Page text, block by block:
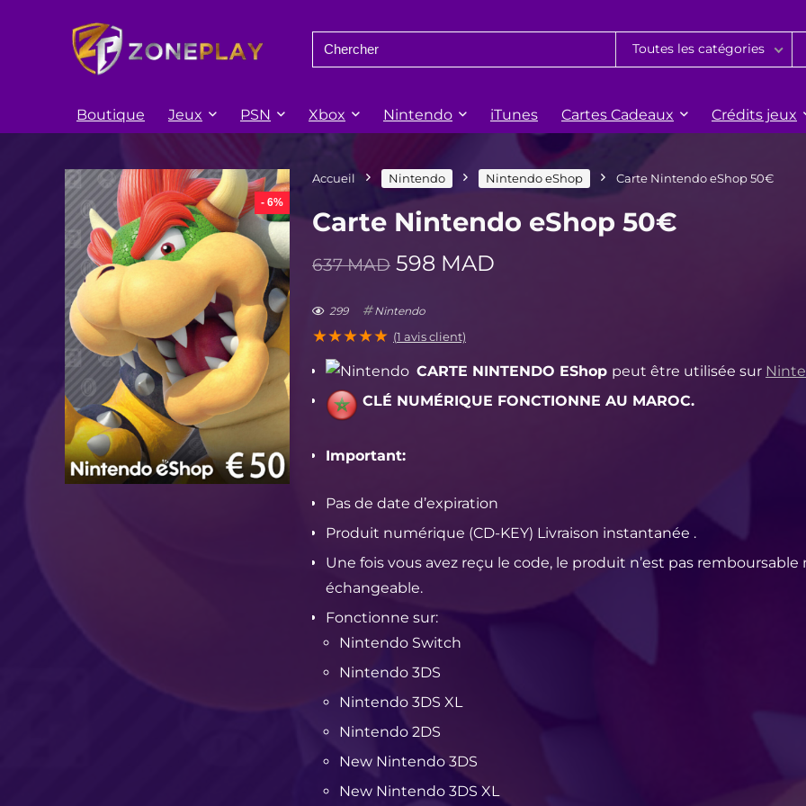
for:
Toutes les catégories
Boutique Jeux PSN Xbox Nintendo iTunes Cartes Cadeaux Crédits jeux
- 6%
Accueil Nintendo Nintendo eShop Carte Nintendo eShop 50€
Carte Nintendo eShop 50€
637MAD Le
initial
était :
637 MAD.
598 MAD
598 MAD.
299 Nintendo
★★★★★ (1 avis client)
CARTE NINTENDO EShop peut être utilisée sur
CLÉ NUMÉRIQUE FONCTIONNE AU MAROC.
Important:
Pas de date d’expiration
Produit numérique (CD-KEY) Livraison instantanée .
Une fois vous avez reçu le code, le produit n’est pas remboursable
échangeable.
Fonctionne sur:
Nintendo Switch
Nintendo 3DS
Nintendo 3DS XL
Nintendo 2DS
New Nintendo 3DS
New Nintendo 3DS XL